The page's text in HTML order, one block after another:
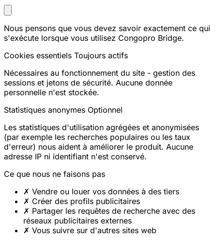
Nous pensons que vous devez savoir exactement ce qui
s'exécute lorsque vous utilisez Congopro Bridge.
Cookies essentiels Toujours actifs
Nécessaires au fonctionnement du site - gestion des
sessions et jetons de sécurité. Aucune donnée
personnelle n'est stockée.
Statistiques anonymes Optionnel
Les statistiques d'utilisation agrégées et anonymisées
(par exemple les recherches populaires ou les taux
d'erreur) nous aident à améliorer le produit. Aucune
adresse IP ni identifiant n'est conservé.
Ce que nous ne faisons pas
✗ Vendre ou louer vos données à des tiers
✗ Créer des profils publicitaires
✗ Partager les requêtes de recherche avec des
réseaux publicitaires externes
✗ Vous suivre sur d'autres sites web